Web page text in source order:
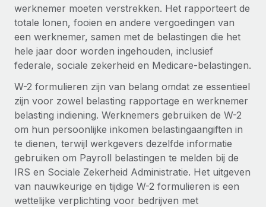
Zzp'ers internationaal onboarden en beheren
PEO
Ingewikkelde HR-taken eenvoudig uitbesteden
INFRASTRUCTUUR
Remote Embedded
HR naadloos in workflows integreren
Platform
Ingebouwde essentiële HR-functies voor je team
Verbinden Nieuw
AI-tools koppelen aan Remote met onze MCP
GROEIFASE
Start-ups
Flexibele global HR en payroll solutions voor groeiende
bedrijven
Mid-market
Teams uitbreiden met HR solutions op maat
Enterprise
Global HR voor grote bedrijven
WERK MET ONS SAMEN
Betalingscalculator voor zzp'ers
Ontdek valuta-opties en betaalsnelheden voor
internationale zzp'ers
Onderzoek en gidsen
Casestudy's
HR-woordenlijst
Checklists en templates
Bibliotheek met functiebeschrijvingen
Nederlands
Français
Deutsch
Español
Italiano
Português (Portugal)
Inloggen
werknemer moeten verstrekken. Het rapporteert de
totale lonen, fooien en andere vergoedingen van
een werknemer, samen met de belastingen die het
hele jaar door worden ingehouden, inclusief
federale, sociale zekerheid en Medicare-belastingen.
W-2 formulieren zijn van belang omdat ze essentieel
zijn voor zowel belasting rapportage en werknemer
belasting indiening. Werknemers gebruiken de W-2
om hun persoonlijke inkomen belastingaangiften in
te dienen, terwijl werkgevers dezelfde informatie
gebruiken om Payroll belastingen te melden bij de
IRS en Sociale Zekerheid Administratie. Het uitgeven
van nauwkeurige en tijdige W-2 formulieren is een
wettelijke verplichting voor bedrijven met